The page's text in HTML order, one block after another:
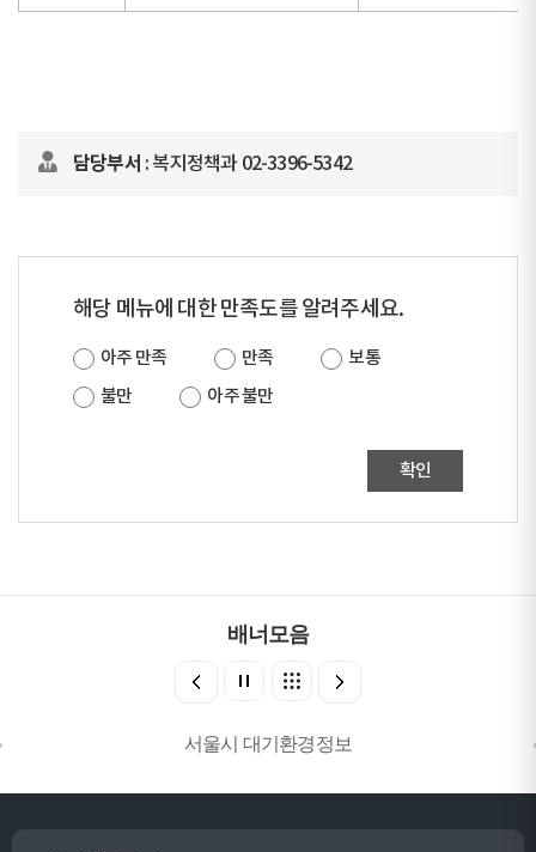
담당부서 : 복지정책과 02-3396-5342
해당 메뉴에 대한 만족도를 알려주세요.
아주 만족 만족
보통
불만
아주 불만
확인
배너모음
서울시 대기환경정보